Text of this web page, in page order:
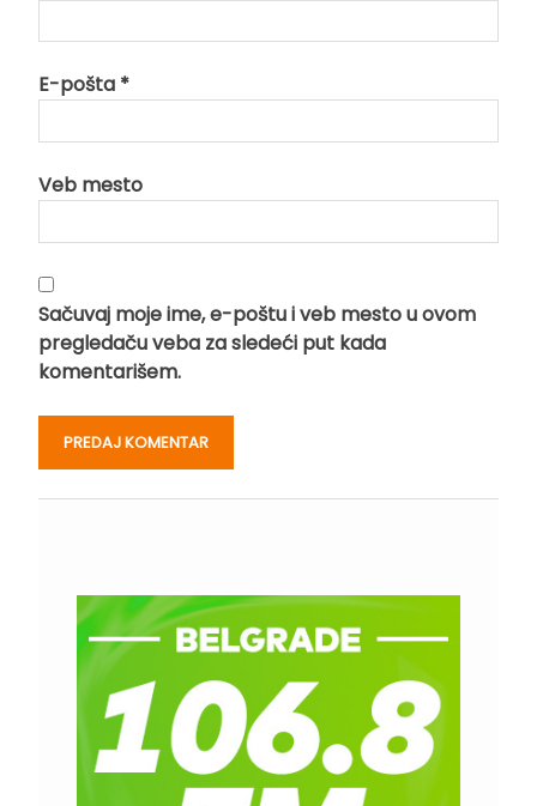
E-pošta *
Veb mesto
Sačuvaj moje ime, e-poštu i veb mesto u ovom
pregledaču veba za sledeći put kada
komentarišem.